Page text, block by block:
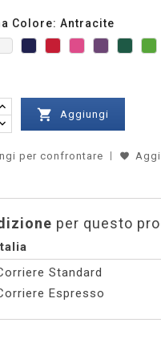
Colore: Antracite
 Aggiungi
per confrontare
per questo
Standard
Espresso